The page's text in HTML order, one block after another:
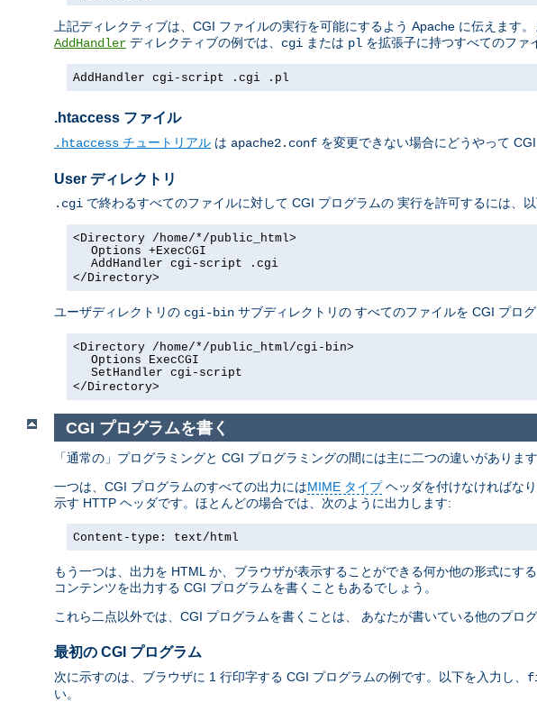
上記ディレクティブは、CGI ファイルの実行を可能にするよう Apache に伝えま
AddHandler ディレクティブの例では、 cgi または pl を拡張子に持つすべてのファ
AddHandler cgi-script .cgi .pl
.htaccess ファイル
.htaccess チュートリアル は apache2.conf を変更できない場合にどうやって
User ディレクトリ
.cgi で終わるすべてのファイルに対して CGI プログラムの 実行を許可するには、以
<Directory /home/*/public_html>
Options +ExecCGI
AddHandler cgi-script .cgi
</Directory>
ユーザディレクトリの cgi-bin サブディレクトリの すべてのファイルを CGI プロ
<Directory /home/*/public_html/cgi-bin>
Options ExecCGI
SetHandler cgi-script
</Directory>
CGI プログラムを書く
「通常の」プログラミングと CGI プログラミングの間には主に二つの違いがあります
一つは、CGI プログラムのすべての出力にはMIME タイプヘッダを付けなければな
示す HTTP ヘッダです。ほとんどの場合では、次のように出力します:
Content-type: text/html
もう一つは、出力を HTML か、ブラウザが表示することができる何か他の形式に
コンテンツを出力する CGI プログラムを書くこともあるでしょう。
これら二点以外では、CGI プログラムを書くことは、 あなたが書いている他のプロ
最初の CGI プログラム
次に示すのは、ブラウザに 1 行印字する CGI プログラムの例です。以下を入力し、
い。